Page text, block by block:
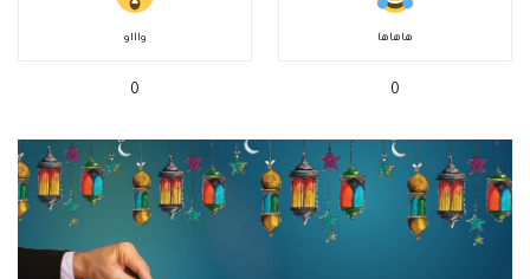
هاهاها
0
واااو
0